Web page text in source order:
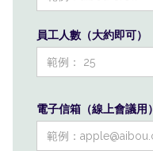
員工人數（大約即可）
電子信箱（線上會議用）